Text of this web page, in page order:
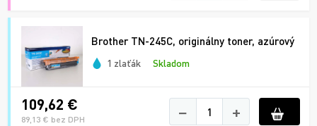
Brother TN-245C, originálny toner, azúrový
1 zlaťák Skladom
109,62 €
89,13 € bez DPH − +